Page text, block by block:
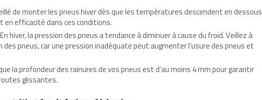
de monter les pneus hiver dès que les températures descendent en dessous
en efficacité dans ces conditions.
hiver, la pression des pneus a tendance à diminuer à cause du froid. Veillez à
pneus, car une pression inadéquate peut augmenter l’usure des pneus et
la profondeur des rainures de vos pneus est d’au moins 4 mm pour garantir
glissantes.